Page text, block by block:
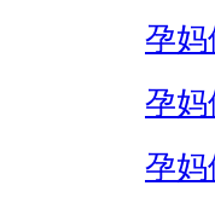
孕妈
孕妈
孕妈